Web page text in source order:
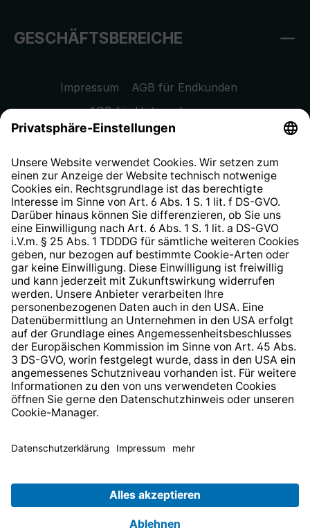
GESCHÄFTSBEREICHE
Impressum
AGB für Endkunden
AGB für Unternehmen
Datenschutzhinweis
Widerrufsrecht
Hinweisgeberschutzsystem
Barrierefreiheit
* Alle Preise inkl. gesetzl. Mehrwertsteuer zzgl.
anders angegeben.
© 2026 TechniSat Digital GmbH
TechniSat ist ein Unternehmen der